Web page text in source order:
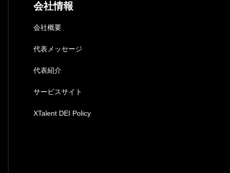
会社情報
会社概要
代表メッセージ
代表紹介
サービスサイト
XTalent DEI Policy